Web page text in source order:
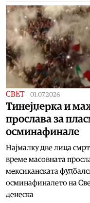
СВЕТ 01.07.2026
Тинејџерка и
прослава за
осминафинале
Најмалку две лица
време масовната
мексиканската
осминафиналето на
денеска